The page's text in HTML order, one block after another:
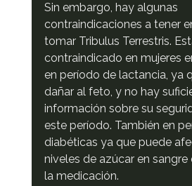
Sin embargo, hay algunas
contraindicaciones a tener
tomar Tribulus Terrestris.
contraindicado en mujeres
en período de lactancia, ya
dañar al feto, y no hay
información sobre su
este período. También en
diabéticas ya que puede
niveles de azúcar en sangre
la medicación.